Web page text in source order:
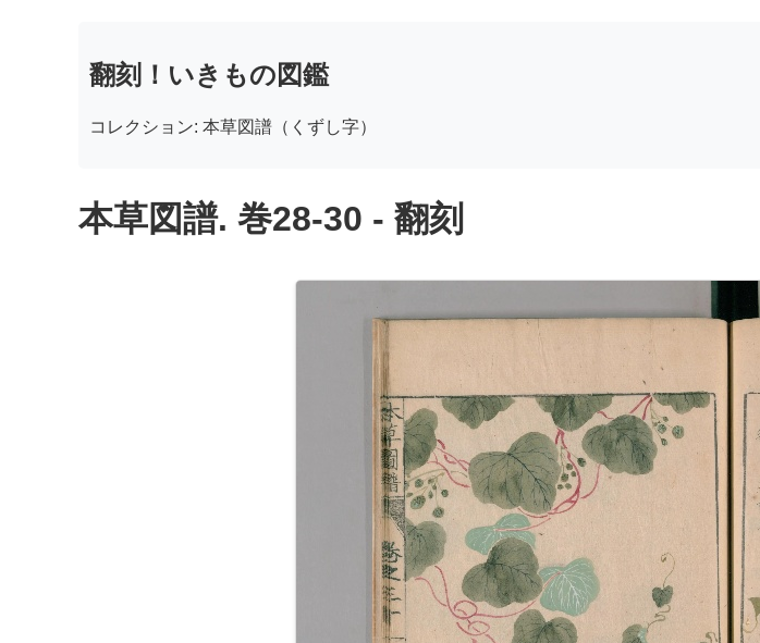
翻刻！いきもの図鑑
コレクション: 本草図譜（くずし字）
本草図譜. 巻28-30 - 翻刻